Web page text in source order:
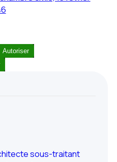
Autoriser
sous-traitant